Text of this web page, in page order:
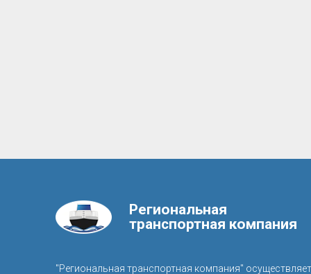
Региональная
транспортная компания
"Региональная транспортная компания"